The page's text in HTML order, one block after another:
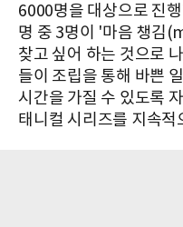
6000명을 대상으로 진
명 중 3명이 '마음 챙김
찾고 싶어 하는 것으로
들이 조립을 통해 바쁜
시간을 가질 수 있도록
태니컬 시리즈를 지속적